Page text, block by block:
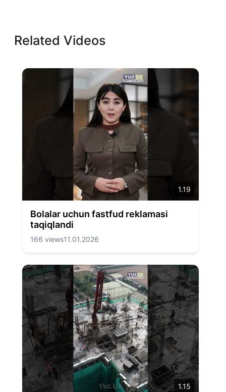
Related Videos
1.19
Bolalar uchun fastfud reklamasi
taqiqlandi
166 views11.01.2026
1.15